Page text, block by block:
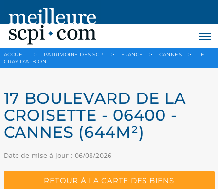
ACCUEIL > PATRIMOINE DES SCPI > FRANCE > CANNES >
LE
GRAY D'ALBION
17 BOULEVARD DE LA
CROISETTE - 06400 -
CANNES (644M²)
Date de mise à jour : 06/08/2026
RETOUR À LA CARTE DES BIENS